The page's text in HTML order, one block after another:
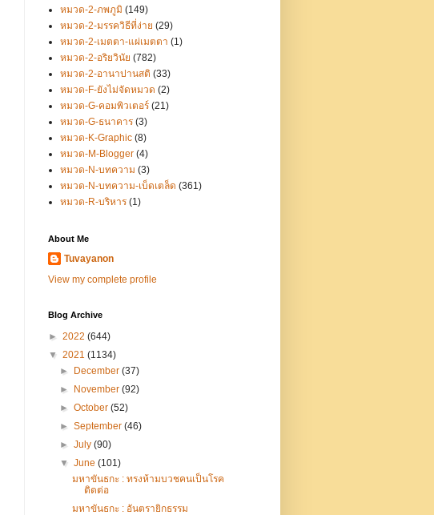
หมวด-2-ภพภูมิ (149)
หมวด-2-มรรควิธีที่ง่าย (29)
หมวด-2-เมตตา-แผ่เมตตา (1)
หมวด-2-อริยวินัย (782)
หมวด-2-อานาปานสติ (33)
หมวด-F-ยังไม่จัดหมวด (2)
หมวด-G-คอมพิวเตอร์ (21)
หมวด-G-ธนาคาร (3)
หมวด-K-Graphic (8)
หมวด-M-Blogger (4)
หมวด-N-บทความ (3)
หมวด-N-บทความ-เบ็ดเตล็ด (361)
หมวด-R-บริหาร (1)
About Me
Tuvayanon
View my complete profile
Blog Archive
► 2022 (644)
▼ 2021 (1134)
►
December(37)
►
November(92)
►October(52)
►September(46)
►July(90)
▼June(101)
มหาขันธกะ : ทรงห้ามบวชคนเป็นโรค
ติดต่อ
มหาขันธกะ : อันตรายิกธรรม